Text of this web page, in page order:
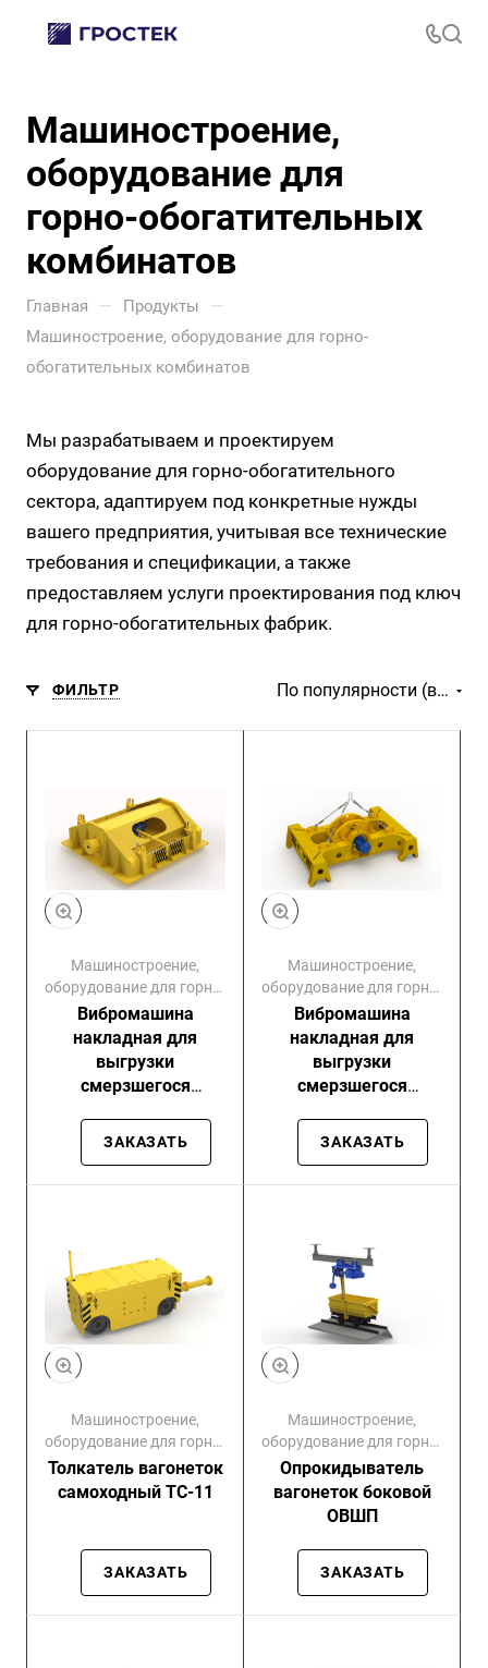
Машиностроение,
оборудование для
горно-обогатительных
комбинатов
Главная — Продукты —
Машиностроение, оборудование для горно-
обогатительных комбинатов
Мы разрабатываем и проектируем
оборудование для горно-обогатительного
сектора, адаптируем под конкретные нужды
вашего предприятия, учитывая все технические
требования и спецификации, а также
предоставляем услуги проектирования под ключ
для горно-обогатительных фабрик.
ФИЛЬТР По популярности (возрастание)
Машиностроение,
оборудование для горно-
обогатительных
комбинатов
Вибромашина
накладная для
выгрузки
смерзшегося
д полувагонов Урал
ЗАКАЗАТЬ
Машиностроение,
оборудование для горно-
обогатительных
комбинатов
Вибромашина
накладная для
выгрузки
смерзшегося
д полувагонов
ВНВ-2М / ВНВ-3М /
ВНВ-4М
ЗАКАЗАТЬ
Машиностроение,
оборудование для горно-
обогатительных
комбинатов
Толкатель вагонеток
самоходный ТС-11
ЗАКАЗАТЬ
Машиностроение,
оборудование для горно-
обогатительных
комбинатов
Опрокидыватель
вагонеток боковой
ОВШП
ЗАКАЗАТЬ